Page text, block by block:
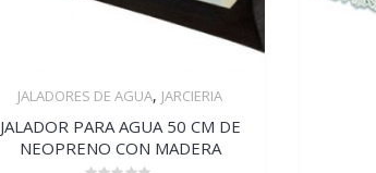
Quick View
JALADORES DE AGUA, JARCIERIA
JALADOR PARA AGUA 50 CM DE
NEOPRENO CON MADERA